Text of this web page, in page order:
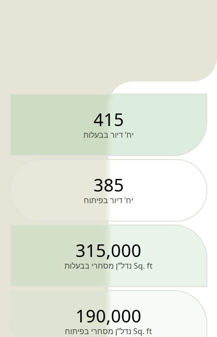
415
יח’ דיור בבעלות
385
יח’ דיור בפיתוח
315,000
Sq. ft נדל”ן מסחרי בבעלות
190,000
Sq. ft נדל”ן מסחרי בפיתוח